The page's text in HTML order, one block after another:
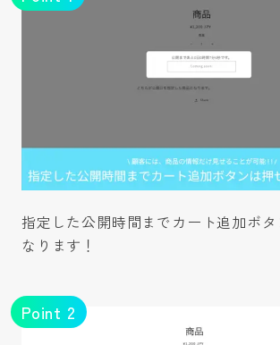
指定した公開時間までカート追加ボタ
なります！
Point 2